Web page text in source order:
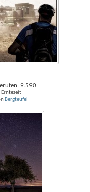
9.590
Erntezeit
Bergteufel